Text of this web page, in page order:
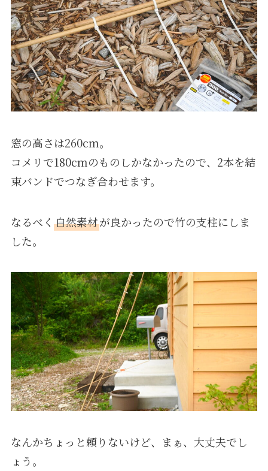
窓の高さは260cm。
コメリで180cmのものしかなかったので、2本を結
束バンドでつなぎ合わせます。
なるべく 自然素材が良かったので竹の支柱にしま
した。
なんかちょっと頼りないけど、まぁ、大丈夫でし
ょう。